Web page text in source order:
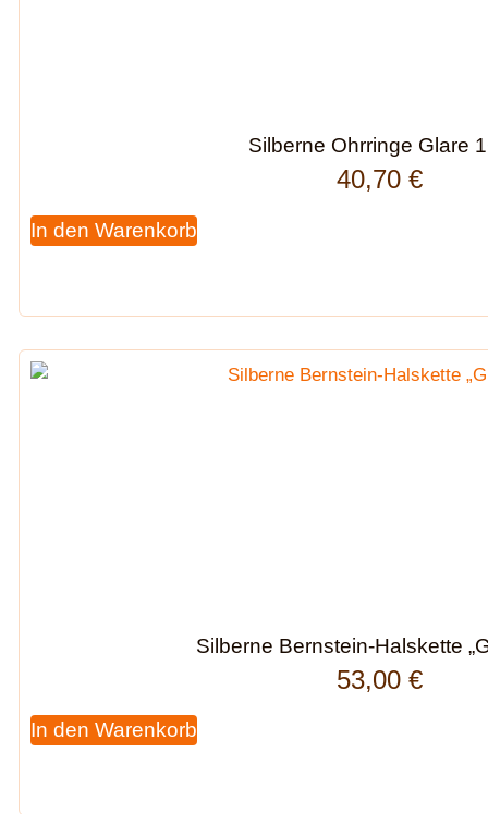
Silberne Ohrringe Glare
40,70 €
In den Warenkorb
Silberne Bernstein-Halskette
53,00 €
In den Warenkorb